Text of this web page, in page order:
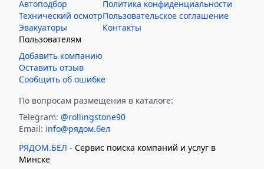
Автоподбор
Технический осмотр
Эвакуаторы
Политика конфиденциальности
Пользовательское соглашение
Контакты
Пользователям
Добавить компанию
Оставить отзыв
Сообщить об ошибке
По вопросам размещения в каталоге:
Telegram: @rollingstone90
Email: info@рядом.бел
РЯДОМ.БЕЛ - Cервис поиска компаний и услуг в
Минске